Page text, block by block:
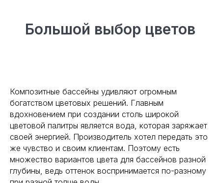
Большой выбор цветов
Композитные бассейны удивляют огромным
богатством цветовых решений. Главным
вдохновением при создании столь широкой
цветовой палитры является вода, которая заряжает
своей энергией. Производитель хотел передать это
же чувство и своим клиентам. Поэтому есть
множество вариантов цвета для бассейнов разной
глубины, ведь оттенок воспринимается по-разному